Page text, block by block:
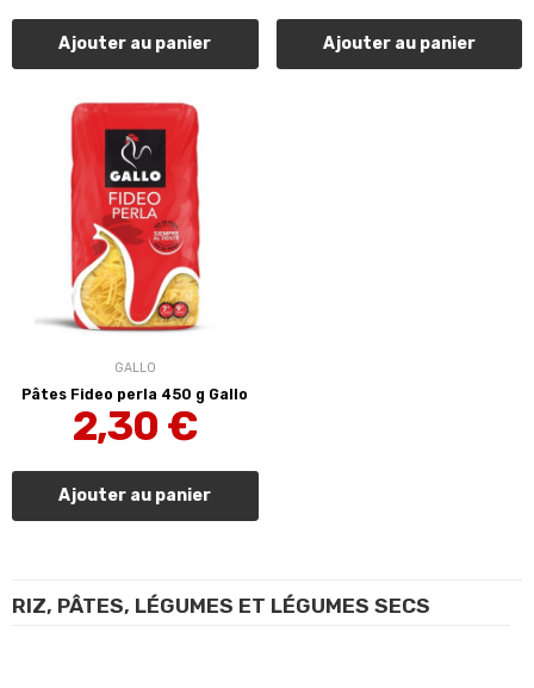
RIZ, PÂTES, LÉGUMES ET LÉGUMES SECS
Ajouter au panier Ajouter au panier
GALLO
Pâtes Fideo perla 450 g Gallo
2,30 €
Ajouter au panier